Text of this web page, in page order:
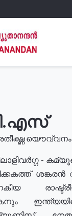
യൌവ്വനം
-
ശങ്കരൻ